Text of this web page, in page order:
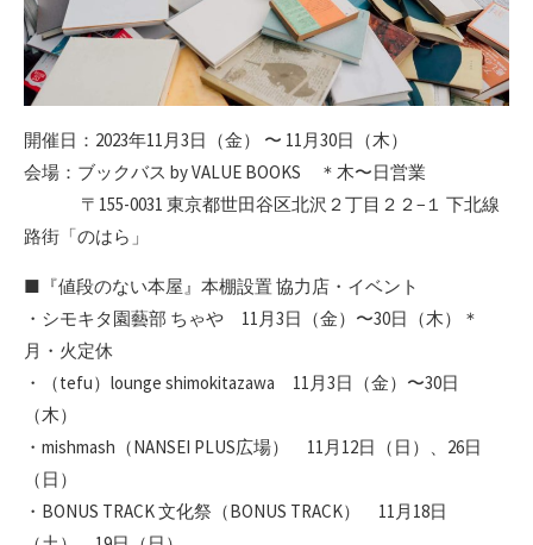
開催日：2023年11月3日（金） 〜 11月30日（木）
会場：ブックバス by VALUE BOOKS ＊木〜日営業
〒155-0031 東京都世田谷区北沢２丁目２２−１ 下北線
路街「のはら」
■『値段のない本屋』本棚設置 協力店・イベント
・シモキタ園藝部 ちゃや 11月3日（金）〜30日（木）＊
月・火定休
・（tefu）lounge shimokitazawa 11月3日（金）〜30日
（木）
・mishmash（NANSEI PLUS広場） 11月12日（日）、26日
（日）
・BONUS TRACK 文化祭（BONUS TRACK） 11月18日